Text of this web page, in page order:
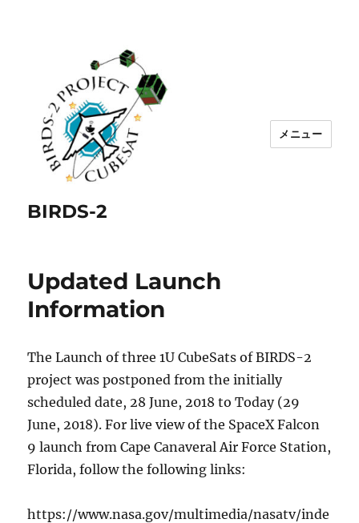
BIRDS-2
メニュー
Updated Launch
Information
The Launch of three 1U CubeSats of BIRDS-2
project was postponed from the initially
scheduled date, 28 June, 2018 to Today (29
June, 2018). For live view of the SpaceX Falcon
9 launch from Cape Canaveral Air Force Station,
Florida, follow the following links:
https://www.nasa.gov/multimedia/nasatv/inde